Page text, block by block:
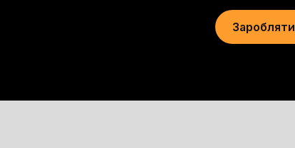
Заробляти